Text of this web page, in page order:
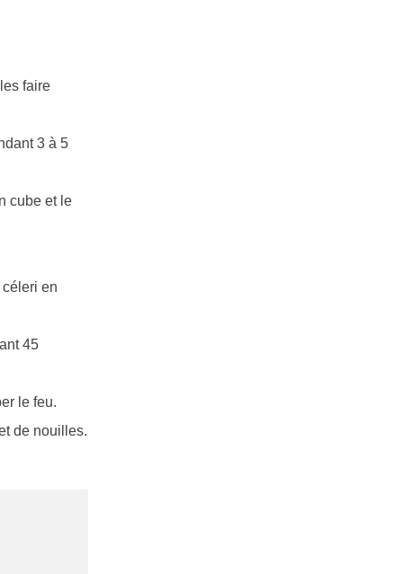
faire
3 à 5
cube et le
en
45
le feu.
de nouilles.